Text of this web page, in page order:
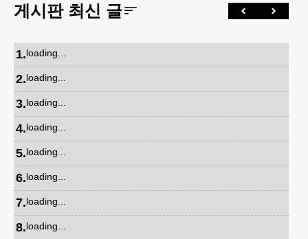
게시판 최신 글
1.loading...
2.loading...
3.loading...
4.loading...
5.loading...
6.loading...
7.loading...
8.loading...